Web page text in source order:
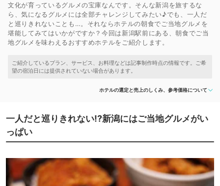
文化が育っているグルメの宝庫なんです。そんな新潟を旅するな
ら、気になるグルメには全部チャレンジしてみたい♪でも、一人だ
と巡りきれないことも…。それならホテルの朝食でご当地グルメを
堪能してみてはいかがですか？今回は新潟駅前にある、朝食でご当
地グルメを味わえるおすすめホテルをご紹介します。
ホテルの選定と売上のしくみ、参考価格について
一人だと巡りきれない!?新潟にはご当地グルメがい
っぱい